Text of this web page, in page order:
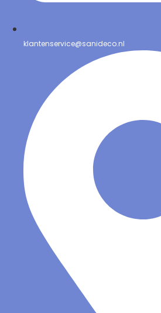
klantenservice@sanideco.nl